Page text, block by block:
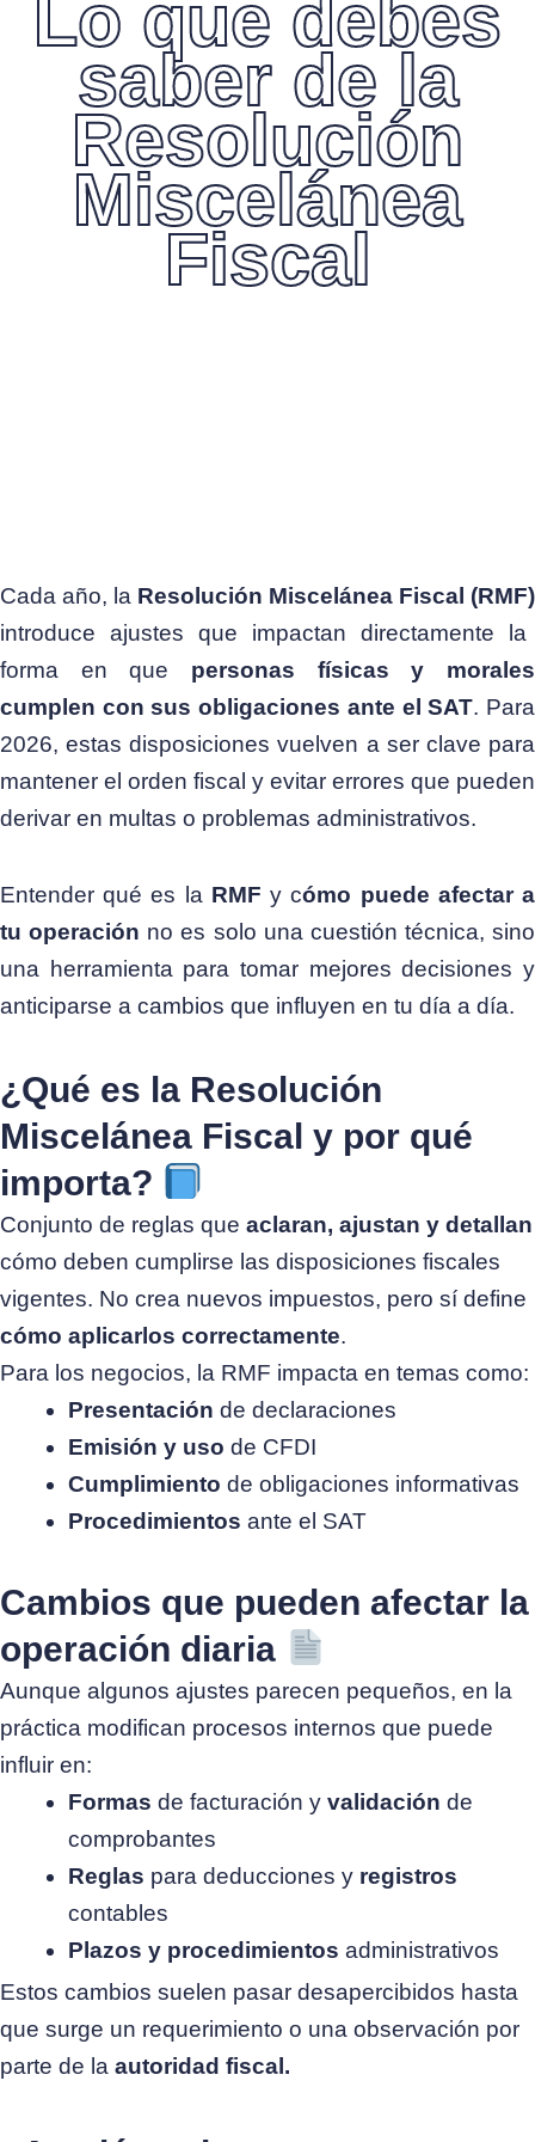
Lo que debes
saber de la
Resolución
Miscelánea
Fiscal
Cada año, la Resolución Miscelánea Fiscal (RMF)
introduce ajustes que impactan directamente la
forma en que personas físicas y morales
cumplen con sus obligaciones ante el SAT. Para
2026, estas disposiciones vuelven a ser clave para
mantener el orden fiscal y evitar errores que pueden
derivar en multas o problemas administrativos.
Entender qué es la RMF y cómo puede afectar a
tu operación no es solo una cuestión técnica, sino
una herramienta para tomar mejores decisiones y
anticiparse a cambios que influyen en tu día a día.
¿Qué es la Resolución
Miscelánea Fiscal y por qué
importa?
Conjunto de reglas que aclaran, ajustan y detallan
cómo deben cumplirse las disposiciones fiscales
vigentes. No crea nuevos impuestos, pero sí define
cómo aplicarlos correctamente.
Para los negocios, la RMF impacta en temas como:
Presentación de declaraciones
Emisión y uso de CFDI
Cumplimiento de obligaciones informativas
Procedimientos ante el SAT
Cambios que pueden afectar la
operación diaria
Aunque algunos ajustes parecen pequeños, en la
práctica modifican procesos internos que puede
influir en:
Formas de facturación y validación de
comprobantes
Reglas para deducciones y registros
contables
Plazos y procedimientos administrativos
Estos cambios suelen pasar desapercibidos hasta
que surge un requerimiento o una observación por
parte de la autoridad fiscal.